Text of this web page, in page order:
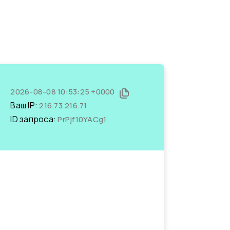
2026-08-08 10:53:25 +0000
Ваш IP:216.73.216.71
ID запроса:PrPjf10YACg1